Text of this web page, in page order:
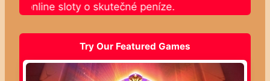
online sloty o skutečné peníze.
Try Our Featured Games